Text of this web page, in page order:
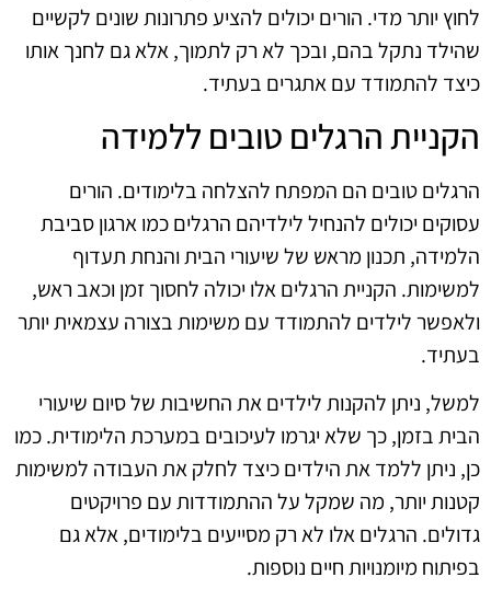
לחוץ יותר מדי. הורים יכולים להציע פתרונות שונים לקשיים
שהילד נתקל בהם, ובכך לא רק לתמוך, אלא גם לחנך אותו
כיצד להתמודד עם אתגרים בעתיד.
הקניית הרגלים טובים ללמידה
הרגלים טובים הם המפתח להצלחה בלימודים. הורים
עסוקים יכולים להנחיל לילדיהם הרגלים כמו ארגון סביבת
הלמידה, תכנון מראש של שיעורי הבית והנחת תעדוף
למשימות. הקניית הרגלים אלו יכולה לחסוך זמן וכאב ראש,
ולאפשר לילדים להתמודד עם משימות בצורה עצמאית יותר
בעתיד.
למשל, ניתן להקנות לילדים את החשיבות של סיום שיעורי
הבית בזמן, כך שלא יגרמו לעיכובים במערכת הלימודית. כמו
כן, ניתן ללמד את הילדים כיצד לחלק את העבודה למשימות
קטנות יותר, מה שמקל על ההתמודדות עם פרויקטים
גדולים. הרגלים אלו לא רק מסייעים בלימודים, אלא גם
בפיתוח מיומנויות חיים נוספות.